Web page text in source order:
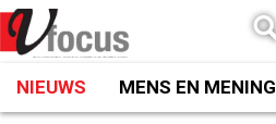
Spring
naar
inhoud
NIEUWS MENS EN MENING